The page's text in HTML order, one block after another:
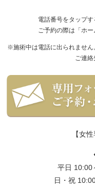
電話番号をタップす
ご予約の際は「ホー
※施術中は電話に出られません
ご連絡
【女
平日 10:00
日・祝 10:00